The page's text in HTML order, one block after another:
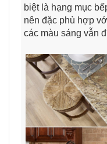
biệt là hạng mục
nên đặc phù hợp
các màu sáng vẫn